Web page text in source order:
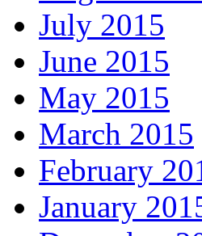
July 2015
June 2015
May 2015
March 2015
February
January